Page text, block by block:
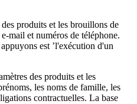
produits et les brouillons de
mail et numéros de téléphone.
est ’l'exécution d'un
des produits et les
les noms de famille, les
contractuelles. La base